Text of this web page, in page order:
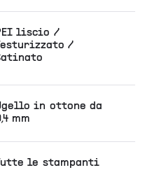
liscio /
Testurizzato /
in ottone da
mm
Tutte le stampanti